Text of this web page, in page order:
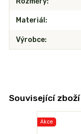
Materiál
Výrobce
Související zboží
Akce